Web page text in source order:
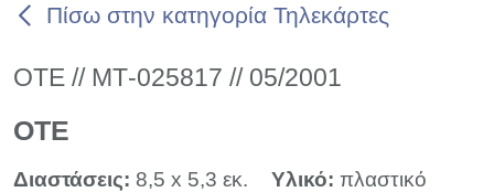
Πίσω στην κατηγορία Τηλεκάρτες
ΟΤΕ // ΜΤ-025817 // 05/2001
ΟΤΕ
Διαστάσεις: 8,5 x 5,3 εκ. Υλικό: πλαστικό